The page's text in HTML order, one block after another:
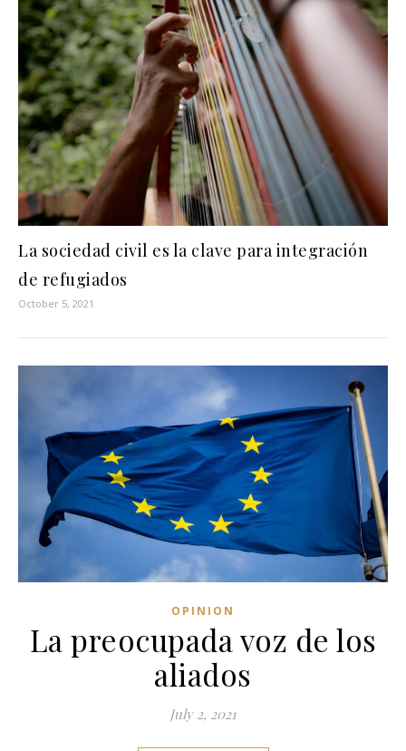
La sociedad civil es la clave para integración
de refugiados
October 5, 2021
OPINION
La preocupada voz de los
aliados
July 2, 2021